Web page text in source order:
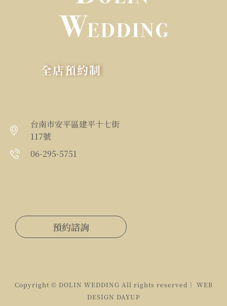
全店預約制
台南市安平區建平十七街
117號
06-295-5751
預約諮詢
Copyright © DOLIN WEDDING All rights reserved｜ WEB
DESIGN DAYUP